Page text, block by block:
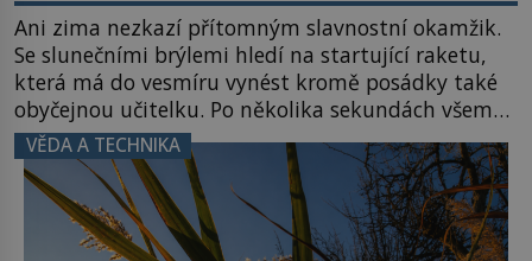
Ani zima nezkazí přítomným slavnostní okamžik.
Se slunečními brýlemi hledí na startující raketu,
která má do vesmíru vynést kromě posádky také
obyčejnou učitelku. Po několika sekundách všem
ztuhnou úsměvy, stroj totiž exploduje. Jejich
konstrukce není z levného kraje, daňové
poplatníky stojí miliardy dolarů. Na druhou stranu
zvládnou jen představitelné věci. Na malé kousky
Název: Columbia První […]
VĚDA A TECHNIKA